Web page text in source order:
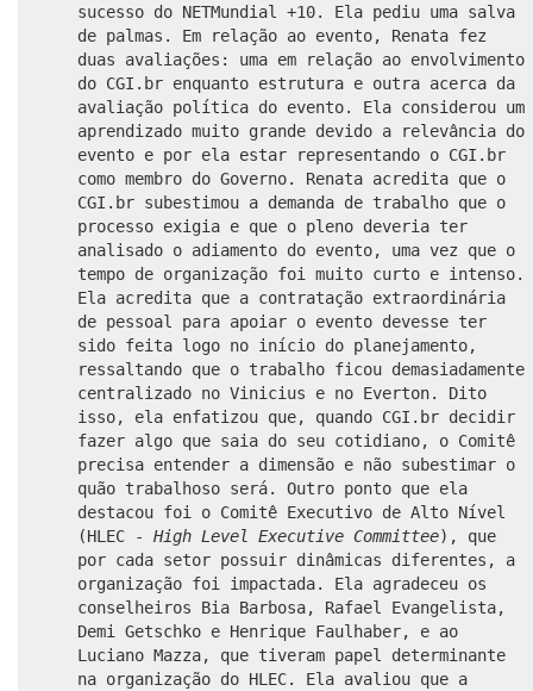
sucesso do NETMundial +10. Ela pediu uma salva
de palmas. Em relação ao evento, Renata fez
duas avaliações: uma em relação ao envolvimento
do CGI.br enquanto estrutura e outra acerca da
avaliação política do evento. Ela considerou um
aprendizado muito grande devido a relevância do
evento e por ela estar representando o CGI.br
como membro do Governo. Renata acredita que o
CGI.br subestimou a demanda de trabalho que o
processo exigia e que o pleno deveria ter
analisado o adiamento do evento, uma vez que o
tempo de organização foi muito curto e intenso.
Ela acredita que a contratação extraordinária
de pessoal para apoiar o evento devesse ter
sido feita logo no início do planejamento,
ressaltando que o trabalho ficou demasiadamente
centralizado no Vinicius e no Everton. Dito
isso, ela enfatizou que, quando CGI.br decidir
fazer algo que saia do seu cotidiano, o Comitê
precisa entender a dimensão e não subestimar o
quão trabalhoso será. Outro ponto que ela
destacou foi o Comitê Executivo de Alto Nível
(HLEC - High Level Executive Committee), que
por cada setor possuir dinâmicas diferentes, a
organização foi impactada. Ela agradeceu os
conselheiros Bia Barbosa, Rafael Evangelista,
Demi Getschko e Henrique Faulhaber, e ao
Luciano Mazza, que tiveram papel determinante
na organização do HLEC. Ela avaliou que a